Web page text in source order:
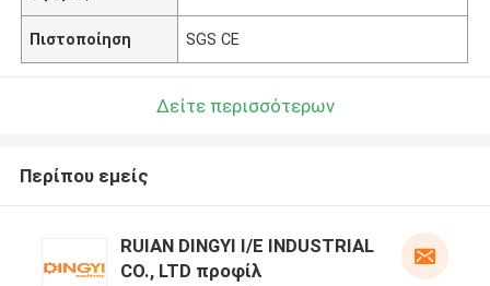
Πιστοποίηση SGS CE
Δείτε περισσότερων
Περίπου εμείς
RUIAN DINGYI I/E INDUSTRIAL
CO., LTD προφίλ